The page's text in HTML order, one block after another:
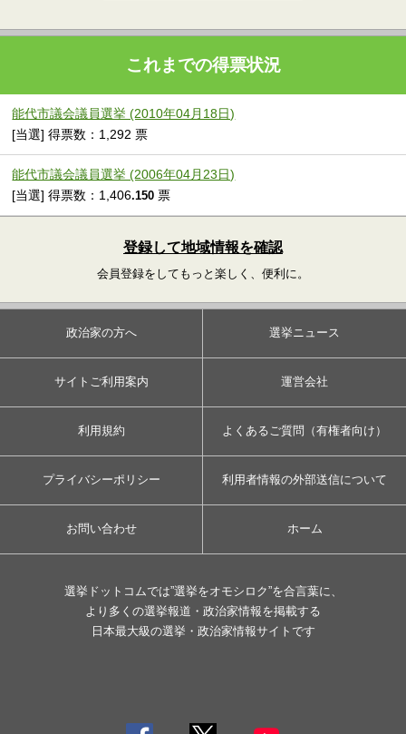
これまでの得票状況
能代市議会議員選挙 (2010年04月18日)
[当選] 得票数：1,292 票
能代市議会議員選挙 (2006年04月23日)
[当選] 得票数：1,406.150 票
登録して地域情報を確認
会員登録をしてもっと楽しく、便利に。
政治家の方へ 選挙ニュース
サイトご利用案内 運営会社
利用規約 よくあるご質問（有権者向け）
プライバシーポリシー 利用者情報の外部送信について
お問い合わせ ホーム
選挙ドットコムでは”選挙をオモシロク”を合言葉に、
より多くの選挙報道・政治家情報を掲載する
日本最大級の選挙・政治家情報サイトです